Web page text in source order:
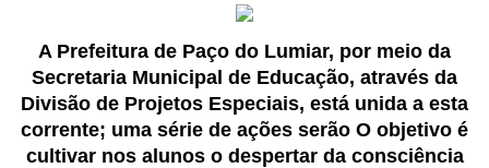
A Prefeitura de Paço do Lumiar, por meio da
Secretaria Municipal de Educação, através da
Divisão de Projetos Especiais, está unida a esta
corrente; uma série de ações serão O objetivo é
cultivar nos alunos o despertar da consciência